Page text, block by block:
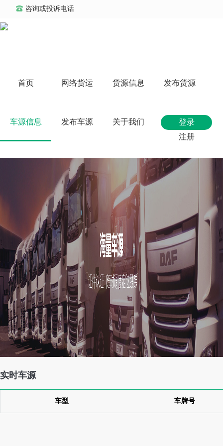
咨询或投诉电话
首页 网络货运 货源信息 发布货源
车源信息 发布车源 关于我们
登录
注册
实时车源
车型 车牌号